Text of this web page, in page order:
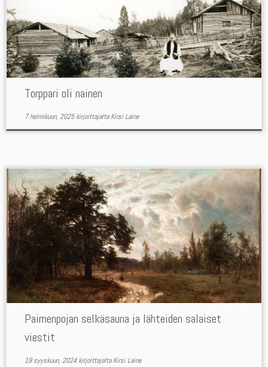
Torppari oli nainen
7 helmikuun, 2025 kirjoittajaltaKirsi Laine
Paimenpojan selkäsauna ja lähteiden salaiset
viestit
19 syyskuun, 2024 kirjoittajaltaKirsi Laine